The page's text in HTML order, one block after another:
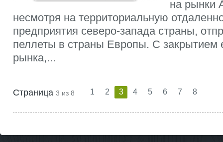
на рынки
несмотря на территориальную
предприятия северо-запада страны,
пеллеты в страны Европы. С закрытием
рынка,...
Страница 3 из 8 1 2 3 4 5 6 7 8